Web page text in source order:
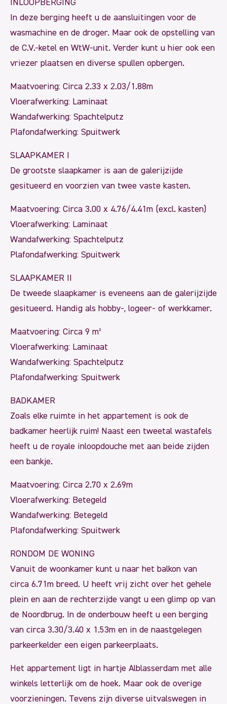
INLOOPBERGING
In deze berging heeft u de aansluitingen voor de
wasmachine en de droger. Maar ook de opstelling van
de C.V.-ketel en WtW-unit. Verder kunt u hier ook een
vriezer plaatsen en diverse spullen opbergen.
Maatvoering: Circa 2.33 x 2.03/1.88m
Vloerafwerking: Laminaat
Wandafwerking: Spachtelputz
Plafondafwerking: Spuitwerk
SLAAPKAMER I
De grootste slaapkamer is aan de galerijzijde
gesitueerd en voorzien van twee vaste kasten.
Maatvoering: Circa 3.00 x 4.76/4.41m (excl. kasten)
Vloerafwerking: Laminaat
Wandafwerking: Spachtelputz
Plafondafwerking: Spuitwerk
SLAAPKAMER II
De tweede slaapkamer is eveneens aan de galerijzijde
gesitueerd. Handig als hobby-, logeer- of werkkamer.
Maatvoering: Circa 9 m²
Vloerafwerking: Laminaat
Wandafwerking: Spachtelputz
Plafondafwerking: Spuitwerk
BADKAMER
Zoals elke ruimte in het appartement is ook de
badkamer heerlijk ruim! Naast een tweetal wastafels
heeft u de royale inloopdouche met aan beide zijden
een bankje.
Maatvoering: Circa 2.70 x 2.69m
Vloerafwerking: Betegeld
Wandafwerking: Betegeld
Plafondafwerking: Spuitwerk
RONDOM DE WONING
Vanuit de woonkamer kunt u naar het balkon van
circa 6.71m breed. U heeft vrij zicht over het gehele
plein en aan de rechterzijde vangt u een glimp op van
de Noordbrug. In de onderbouw heeft u een berging
van circa 3.30/3.40 x 1.53m en in de naastgelegen
parkeerkelder een eigen parkeerplaats.
Het appartement ligt in hartje Alblasserdam met alle
winkels letterlijk om de hoek. Maar ook de overige
voorzieningen. Tevens zijn diverse uitvalswegen in